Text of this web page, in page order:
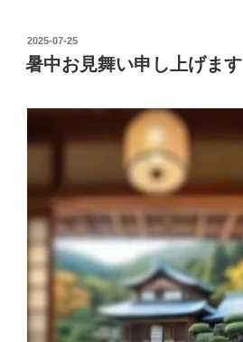
投
稿
日:
2025-07-25
暑中お見舞い申し上げます